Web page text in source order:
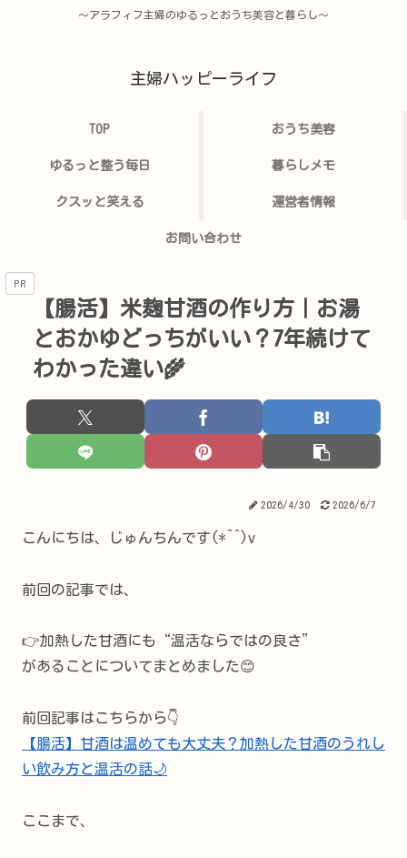
〜アラフィフ主婦のゆるっとおうち美容と暮らし〜
主婦ハッピーライフ
TOP おうち美容
ゆるっと整う毎日 暮らしメモ
クスッと笑える 運営者情報
お問い合わせ
PR
【腸活】米麹甘酒の作り方｜お湯
とおかゆどっちがいい？7年続けて
わかった違い🌾
2026/4/30 2026/6/7
こんにちは、じゅんちんです(*^^)v
前回の記事では、
👉加熱した甘酒にも“温活ならではの良さ”
があることについてまとめました😊
前回記事はこちらから👇
【腸活】甘酒は温めても大丈夫？加熱した甘酒のうれし
い飲み方と温活の話🌙
ここまで、